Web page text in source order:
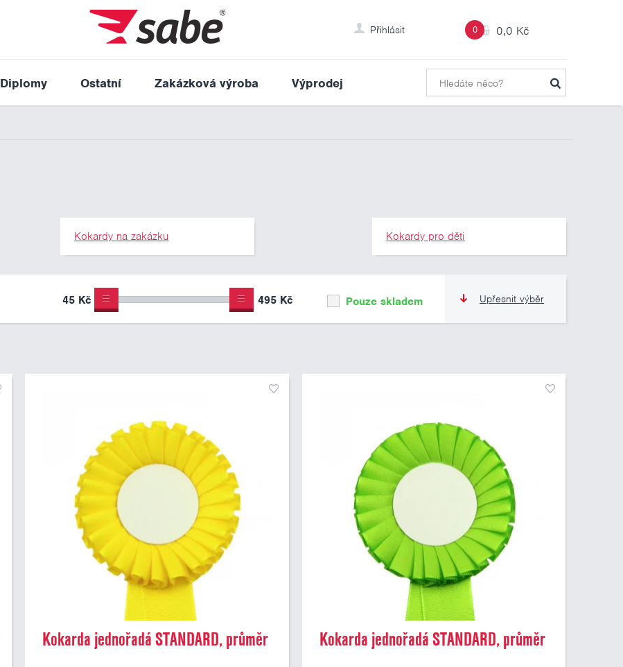
0 0,0 Kč
Přihlásit
Diplomy Ostatní Zakázková výroba Výprodej
Kokardy na zakázku Kokardy pro děti
Upřesnit výběr
Pouze skladem
45 Kč 495 Kč
Kokarda jednořadá STANDARD, průměr
Kokarda jednořadá STANDARD, průměr